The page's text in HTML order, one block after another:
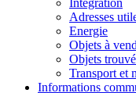
Intégration
Adresses
Energie
Objets à
Objets
Transport et
Informations